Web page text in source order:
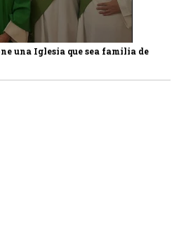
una Iglesia que sea familia de